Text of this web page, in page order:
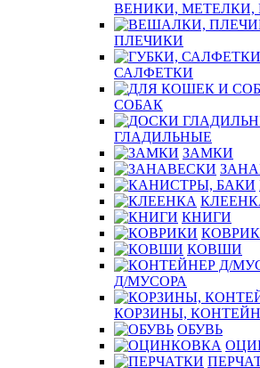
ВЕНИКИ, МЕТЕЛКИ,
ПЛЕЧИКИ
САЛФЕТКИ
СОБАК
ГЛАДИЛЬНЫЕ
ЗАМКИ
КНИГИ
КОВШИ
Д/МУСОРА
КОРЗИНЫ,
ОБУВЬ